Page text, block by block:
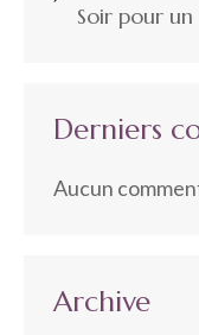
Soir pour un
Derniers
Aucun
Archive